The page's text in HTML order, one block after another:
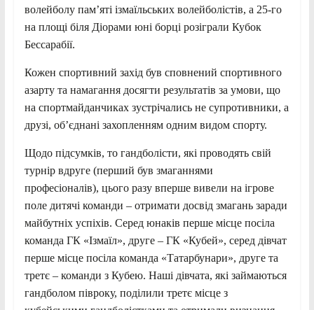
волейболу пам’яті ізмаїльських волейболістів, а 25-го
на площі біля Діорами юні борці розіграли Кубок
Бессарабії.
Кожен спортивний захід був сповнений спортивного
азарту та намагання досягти результатів за умови, що
на спортмайданчиках зустрічались не супротивники, а
друзі, обʼєднані захопленням одним видом спорту.
Щодо підсумків, то гандболісти, які проводять свій
турнір вдруге (перший був змаганнями
професіоналів), цього разу вперше вивели на ігрове
поле дитячі команди – отримати досвід змагань заради
майбутніх успіхів. Серед юнаків перше місце посіла
команда ГК «Ізмаїл», друге – ГК «Кубей», серед дівчат
перше місце посіла команда «Татарбунари», друге та
третє – команди з Кубею. Наші дівчата, які займаються
гандболом півроку, поділили третє місце з